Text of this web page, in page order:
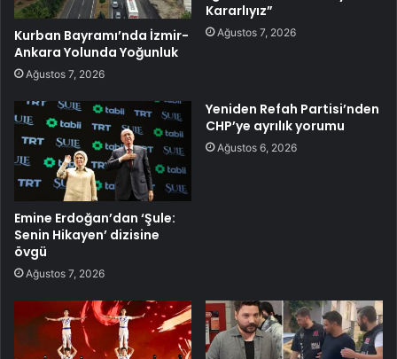
Kurban Bayramı’nda İzmir-
Ankara Yolunda Yoğunluk
Ağustos 7, 2026
Kararlıyız”
Ağustos 7, 2026
Emine Erdoğan’dan ‘Şule:
Senin Hikayen’ dizisine
övgü
Ağustos 7, 2026
Yeniden Refah Partisi’nden
CHP’ye ayrılık yorumu
Ağustos 6, 2026